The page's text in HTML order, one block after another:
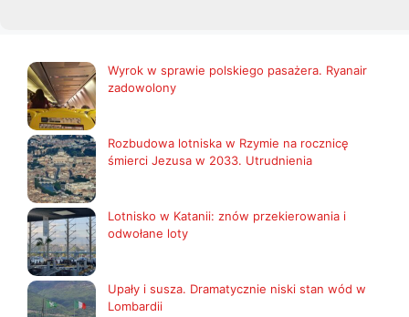
Wyrok w sprawie polskiego pasażera. Ryanair
zadowolony
Rozbudowa lotniska w Rzymie na rocznicę
śmierci Jezusa w 2033. Utrudnienia
Lotnisko w Katanii: znów przekierowania i
odwołane loty
Upały i susza. Dramatycznie niski stan wód w
Lombardii